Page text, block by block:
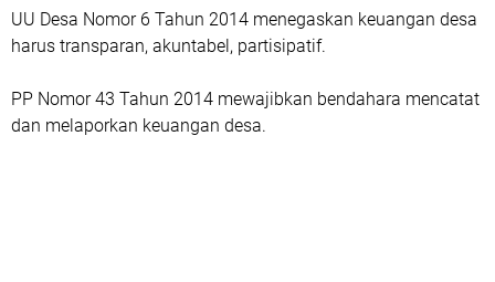
UU Desa Nomor 6 Tahun 2014 menegaskan keuangan desa
harus transparan, akuntabel, partisipatif.
PP Nomor 43 Tahun 2014 mewajibkan bendahara mencatat
dan melaporkan keuangan desa.